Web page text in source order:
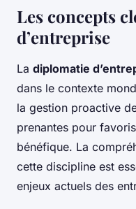
Les concepts
d’entreprise
La diplomatie
dans le contexte
la gestion proactive
prenantes pour
bénéfique. La
cette discipline est
enjeux actuels des